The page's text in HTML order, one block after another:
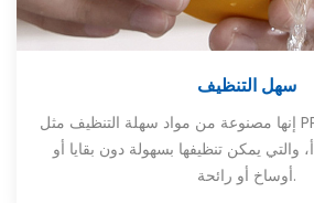
سهل التنظيف
إنها مصنوعة من مواد سهلة التنظيف مثل PP الآمن غذائيًا وشفرات
والتي يمكن تنظيفها بسهولة دون بقايا أو
أوساخ أو رائحة.